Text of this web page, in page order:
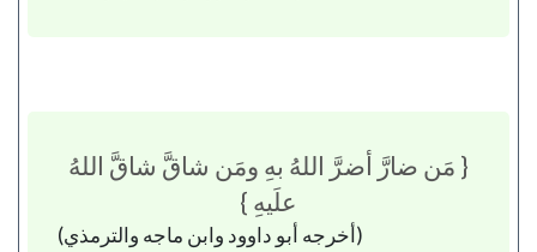
{ مَن ضارَّ أضرَّ اللهُ بهِ ومَن شاقَّ شاقَّ اللهُ
علَيهِ }
(أخرجه أبو داوود وابن ماجه والترمذي)